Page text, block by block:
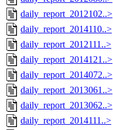
daily_report_2012102..>
daily_report_2014110..>
daily_report_2012111..>
daily_report_2014121..>
daily_report_2014072..>
daily_report_2013061..>
daily_report_2013062..>
daily_report_2014111..>